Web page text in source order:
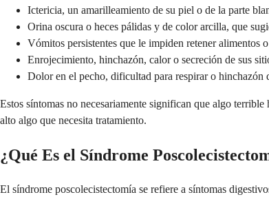
Ictericia, un amarilleamiento de su piel o de la parte
Orina oscura o heces pálidas y de color arcilla, que
Vómitos persistentes que le impiden retener alimentos
Enrojecimiento, hinchazón, calor o secreción de sus
Dolor en el pecho, dificultad para respirar o hinchazón
Estos síntomas no necesariamente significan que algo
alto algo que necesita tratamiento.
¿Qué Es el Síndrome
El síndrome poscolecistectomía se refiere a síntomas